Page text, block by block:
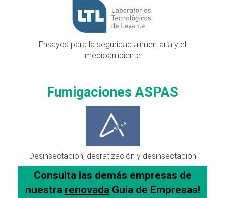
Ensayos para la seguridad alimentaria y el
medioambiente
Fumigaciones ASPAS
Desinsectación, desratización y desinsectación
Consulta las demás empresas de
nuestra renovada Guia de Empresas!